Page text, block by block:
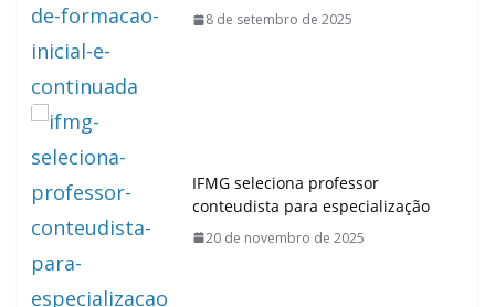
8 de setembro de 2025
IFMG seleciona professor
conteudista para especialização
20 de novembro de 2025